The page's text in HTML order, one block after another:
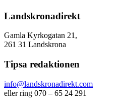
Landskronadirekt
Gamla Kyrkogatan 21,
261 31 Landskrona
Tipsa redaktionen
info@landskronadirekt.com
eller ring 070 – 65 24 291